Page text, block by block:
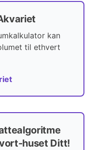
kan
til ethvert
huset Ditt!